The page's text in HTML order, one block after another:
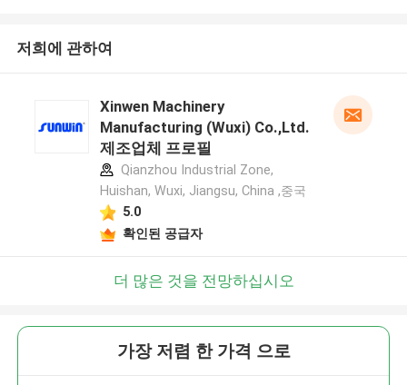
저희에 관하여
Xinwen Machinery
Manufacturing (Wuxi) Co.,Ltd.
제조업체 프로필
Qianzhou Industrial Zone,
Huishan, Wuxi, Jiangsu, China ,중국
5.0
확인된 공급자
더 많은 것을 전망하십시오
가장 저렴 한 가격 으로